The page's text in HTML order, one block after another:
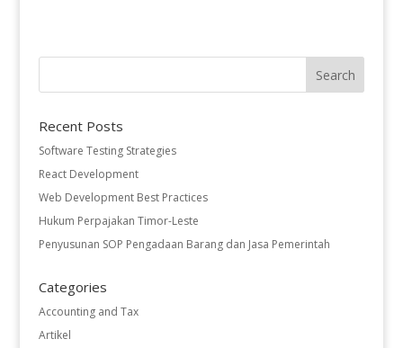
Recent Posts
Software Testing Strategies
React Development
Web Development Best Practices
Hukum Perpajakan Timor-Leste
Penyusunan SOP Pengadaan Barang dan Jasa Pemerintah
Categories
Accounting and Tax
Artikel